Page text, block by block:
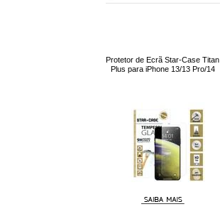
Protetor de Ecrã Star-Case Titan
Plus para iPhone 13/13 Pro/14